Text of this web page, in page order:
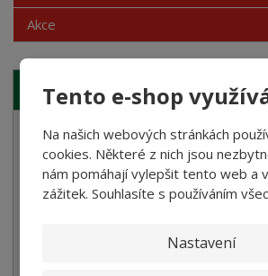
Tento e-shop
Na našich webových stránkách
cookies. Některé z nich jsou
nám pomáhají vylepšit tento web a
zážitek. Souhlasíte s používáním
Nastavení
NAŠE NABÍDKA
Semolinové těstoviny
Rostlinné smetany
Bramborové gnocchi
Akce